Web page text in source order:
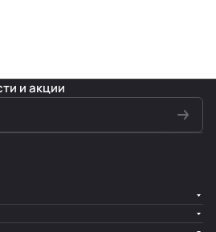
и акции